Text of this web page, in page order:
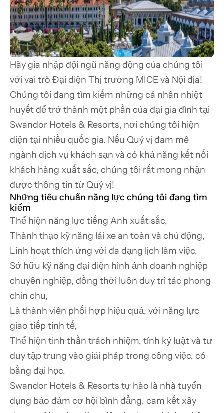
Hãy gia nhập đội ngũ năng động của chúng tôi
với vai trò Đại diện Thị trường MICE và Nội địa!
Chúng tôi đang tìm kiếm những cá nhân nhiệt
huyết để trở thành một phần của đại gia đình tại
Swandor Hotels & Resorts, nơi chúng tôi hiện
diện tại nhiều quốc gia. Nếu Quý vị đam mê
ngành dịch vụ khách sạn và có khả năng kết nối
khách hàng xuất sắc, chúng tôi rất mong nhận
được thông tin từ Quý vị!
Những tiêu chuẩn năng lực chúng tôi đang tìm
kiếm
Thể hiện năng lực tiếng Anh xuất sắc,
Thành thạo kỹ năng lái xe an toàn và chủ động,
Linh hoạt thích ứng với đa dạng lịch làm việc,
Sở hữu kỹ năng đại diện hình ảnh doanh nghiệp
chuyên nghiệp, đồng thời luôn duy trì tác phong
chỉn chu,
Là thành viên phối hợp hiệu quả, với năng lực
giao tiếp tinh tế,
Thể hiện tinh thần trách nhiệm, tính kỷ luật và tư
duy tập trung vào giải pháp trong công việc, có
bằng đại học.
Swandor Hotels & Resorts tự hào là nhà tuyển
dụng bảo đảm cơ hội bình đẳng, cam kết xây